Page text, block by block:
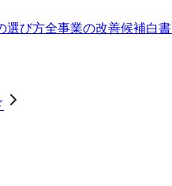
選び方全事業の改善候補白書